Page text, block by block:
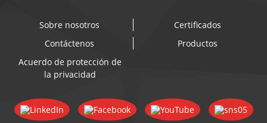
Sobre nosotros
Certificados
Contáctenos
Productos
Acuerdo de protección de
la privacidad